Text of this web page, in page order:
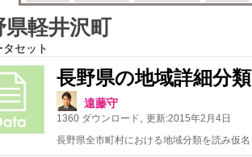
県軽井沢町
タセット
長野県の地域詳細分類
遠藤守
1360 ダウンロード 更新:2015年2月4日